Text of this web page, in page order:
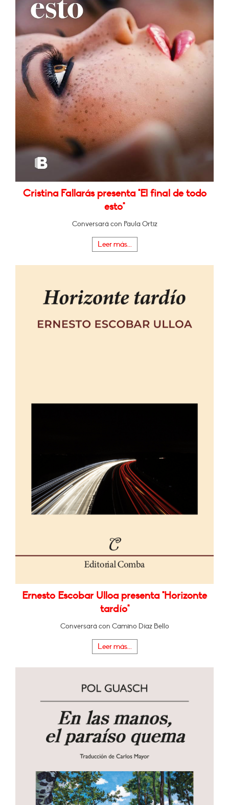
Cristina Fallarás presenta "El final de todo
esto"
Conversará con Paula Ortiz
Leer más...
Ernesto Escobar Ulloa presenta "Horizonte
tardío"
Conversará con Camino Díaz Bello
Leer más...